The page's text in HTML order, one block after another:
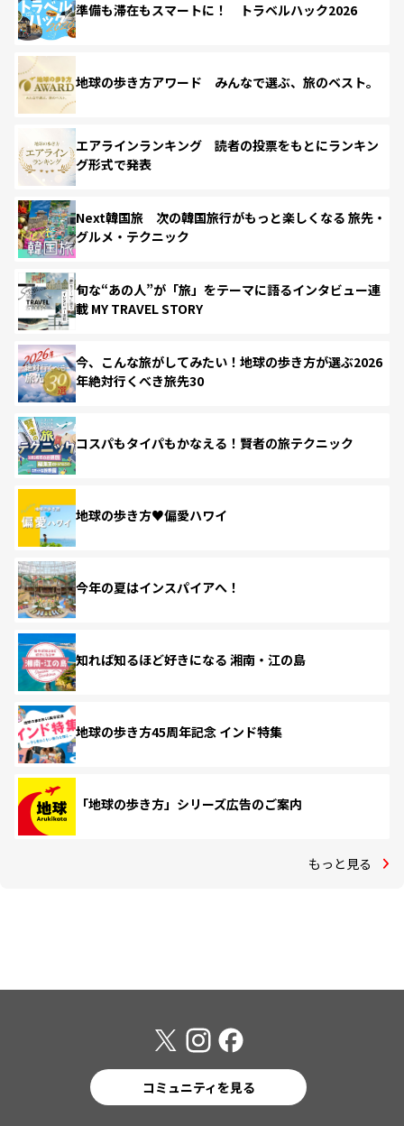
準備も滞在もスマートに！ トラベルハック2026
地球の歩き方アワード みんなで選ぶ、旅のベスト。
エアラインランキング 読者の投票をもとにランキン
グ形式で発表
Next韓国旅 次の韓国旅行がもっと楽しくなる 旅先・
グルメ・テクニック
旬な“あの人”が「旅」をテーマに語るインタビュー連
載 MY TRAVEL STORY
今、こんな旅がしてみたい！地球の歩き方が選ぶ2026
年絶対行くべき旅先30
コスパもタイパもかなえる！賢者の旅テクニック
地球の歩き方♥偏愛ハワイ
今年の夏はインスパイアへ！
知れば知るほど好きになる 湘南・江の島
地球の歩き方45周年記念 インド特集
「地球の歩き方」シリーズ広告のご案内
もっと見る
コミュニティを見る